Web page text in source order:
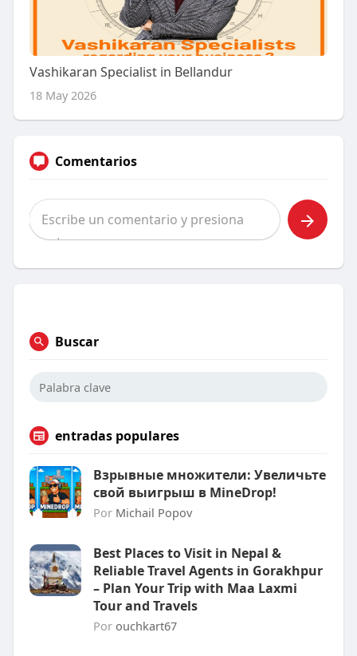
Vashikaran Specialist in Bellandur
18 May 2026
Comentarios
Buscar
entradas populares
Взрывные множители: Увеличьте
свой выигрыш в MineDrop!
Por Michail Popov
Best Places to Visit in Nepal &
Reliable Travel Agents in Gorakhpur
– Plan Your Trip with Maa Laxmi
Tour and Travels
Por ouchkart67